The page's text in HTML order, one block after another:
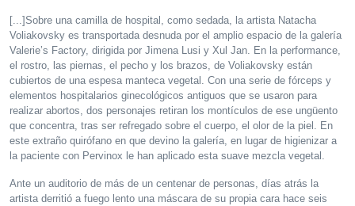
[...]Sobre una camilla de hospital, como sedada, la artista Natacha
Voliakovsky es transportada desnuda por el amplio espacio de la galería
Valerie’s Factory, dirigida por Jimena Lusi y Xul Jan. En la performance,
el rostro, las piernas, el pecho y los brazos, de Voliakovsky están
cubiertos de una espesa manteca vegetal. Con una serie de fórceps y
elementos hospitalarios ginecológicos antiguos que se usaron para
realizar abortos, dos personajes retiran los montículos de ese ungüento
que concentra, tras ser refregado sobre el cuerpo, el olor de la piel. En
este extraño quirófano en que devino la galería, en lugar de higienizar a
la paciente con Pervinox le han aplicado esta suave mezcla vegetal.
Ante un auditorio de más de un centenar de personas, días atrás la
artista derritió a fuego lento una máscara de su propia cara hace seis